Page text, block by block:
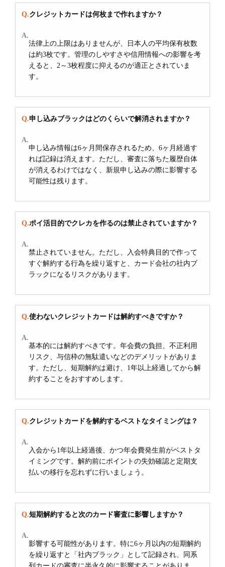
クレジットカードは何枚まで作れますか？
法律上の上限はありませんが、日本人の平均保有枚数
は約3枚です。管理のしやすさや信用情報への影響を考
えると、2～3枚程度に抑えるのが適正とされていま
す。
申し込みブラックはどのくらいで解消されますか？
申し込み情報は6ヶ月間保存されるため、6ヶ月経過す
れば記録は消えます。ただし、審査に落ちた履歴自体
が消えるわけではなく、新規申し込みの際に影響する
可能性は残ります。
ポイ活目的でクレカを作るのは禁止されていますか？
禁止されていません。ただし、入会特典目的で作って
すぐ解約する行為を繰り返すと、カード会社の社内ブ
ラックになるリスクがあります。
使わないクレジットカードは解約すべきですか？
基本的には解約すべきです。年会費の負担、不正利用
リスク、与信枠の無駄遣いなどのデメリットがありま
す。ただし、短期解約は避け、1年以上経過してから解
約することをおすすめします。
クレジットカードを解約するベストなタイミングは？
入会から1年以上経過後、かつ年会費発生前がベストタ
イミングです。解約前にポイントの失効確認と定期支
払いの移行を忘れずに行いましょう。
短期解約すると次のカード審査に影響しますか？
影響する可能性があります。特に6ヶ月以内の短期解約
を繰り返すと「社内ブラック」として記録され、同系